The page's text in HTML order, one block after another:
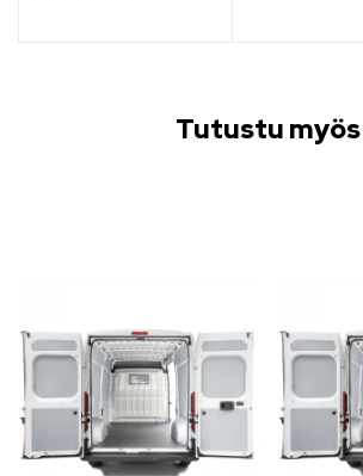
Tutustu myös